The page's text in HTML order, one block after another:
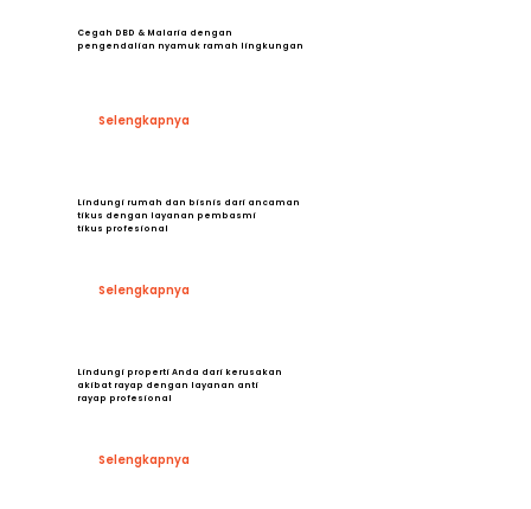
Cegah DBD & Malaria dengan
pengendalian nyamuk ramah lingkungan
Selengkapnya
Lindungi rumah dan bisnis dari ancaman
tikus dengan layanan pembasmi
tikus profesional
Selengkapnya
Lindungi properti Anda dari kerusakan
akibat rayap dengan layanan anti
rayap profesional
Selengkapnya